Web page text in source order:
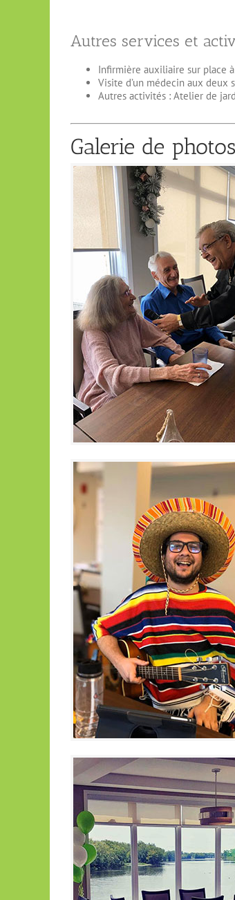
Autres services et
Infirmière auxiliaire sur place
Visite d’un médecin aux deux
Autres activités : Atelier de
Galerie de photos